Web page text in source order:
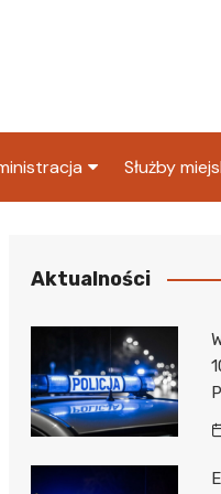
Skarbowy
Służby
Policja
Aktualności